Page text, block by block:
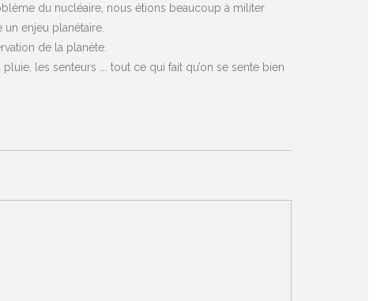
du nucléaire, nous étions beaucoup à militer
enjeu planétaire.
de la planète.
les senteurs …. tout ce qui fait qu’on se sente bien